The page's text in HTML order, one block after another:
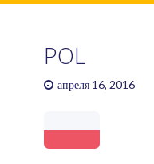
POL
апреля 16, 2016